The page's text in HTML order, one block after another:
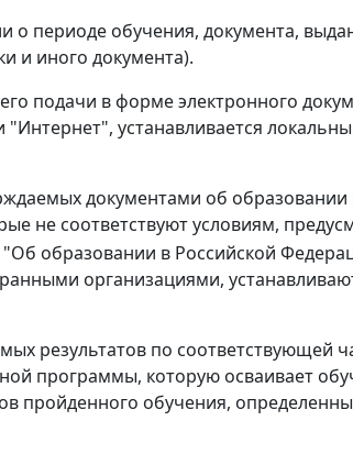
о периоде обучения, документа,
и иного документа).
подачи в форме электронного
устанавливается
документами об образовании
не соответствуют условиям,
"Об образовании в Российской
организациями,
результатов по соответствующей
программы, которую осваивает
пройденного обучения,